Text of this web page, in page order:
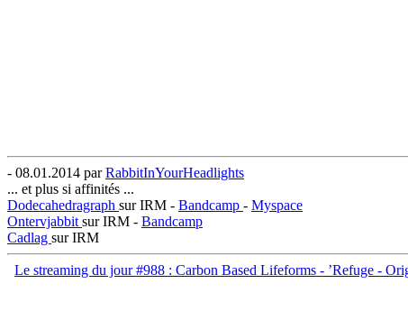
- 08.01.2014 parRabbitInYourHeadlights
... et plus si affinités ...
Dodecahedragraph sur IRM - Bandcamp - Myspace
Ontervjabbit sur IRM - Bandcamp
Cadlag sur IRM
Le streaming du jour #988 : Carbon Based Lifeforms - ’Refuge -